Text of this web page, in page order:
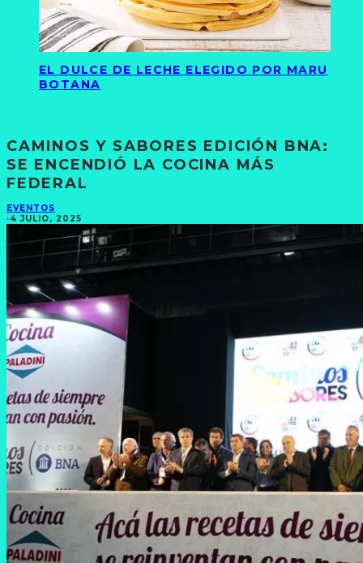
EL DULCE DE LECHE ELEGIDO POR MARU
BOTANA
CAMINOS Y SABORES EDICIÓN BNA:
SE ENCENDIÓ LA COCINA MÁS
FEDERAL
EVENTOS
·4 JULIO, 2025